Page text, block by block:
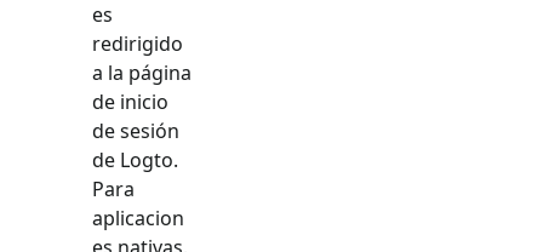
es
redirigido
a la página
de inicio
de sesión
de Logto.
Para
aplicacion